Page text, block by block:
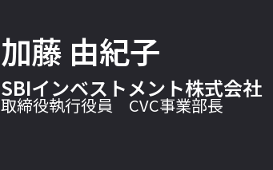
加藤 由紀子
SBIインベストメント株式会社
取締役執行役員 CVC事業部長